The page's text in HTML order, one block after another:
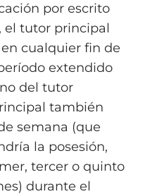
por escrito
el tutor principal
cualquier fin de
extendido
del tutor
también
semana (que
la posesión,
tercer o quinto
durante el